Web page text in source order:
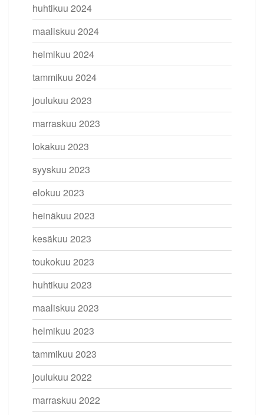
huhtikuu 2024
maaliskuu 2024
helmikuu 2024
tammikuu 2024
joulukuu 2023
marraskuu 2023
lokakuu 2023
syyskuu 2023
elokuu 2023
heinäkuu 2023
kesäkuu 2023
toukokuu 2023
huhtikuu 2023
maaliskuu 2023
helmikuu 2023
tammikuu 2023
joulukuu 2022
marraskuu 2022